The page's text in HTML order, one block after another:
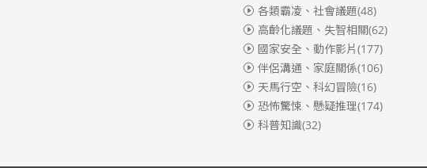
各類霸凌、社會議題(48)
高齡化議題、失智相關(62)
國家安全、動作影片(177)
伴侶溝通、家庭關係(106)
天馬行空、科幻冒險(16)
恐怖驚悚、懸疑推理(174)
科普知識(32)